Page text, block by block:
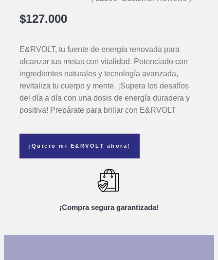
$127.000
E&RVOLT, tu fuente de energía renovada para
alcanzar tus metas con vitalidad. Potenciado con
ingredientes naturales y tecnología avanzada,
revitaliza tu cuerpo y mente. ¡Supera los desafíos
del día a día con una dosis de energía duradera y
positiva! Prepárate para brillar con E&RVOLT
¡Quiero mi E&RVOLT ahora!
¡Compra segura garantizada!